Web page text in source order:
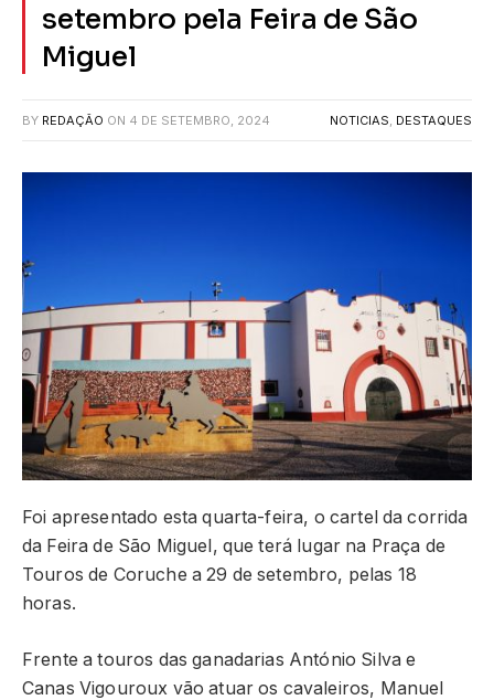
setembro pela Feira de São
Miguel
BY REDAÇÃO ON 4 DE SETEMBRO, 2024 NOTICIAS, DESTAQUES
Foi apresentado esta quarta-feira, o cartel da corrida
da Feira de São Miguel, que terá lugar na Praça de
Touros de Coruche a 29 de setembro, pelas 18
horas.
Frente a touros das ganadarias António Silva e
Canas Vigouroux vão atuar os cavaleiros, Manuel